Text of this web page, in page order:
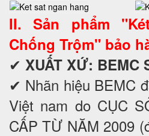
II. Sản phẩm
Chống Trộm" bảo
✔ XUẤT XỨ: BEMC
✔ Nhãn hiệu BEMC
Việt nam do CỤC
CẤP TỪ NĂM 2009